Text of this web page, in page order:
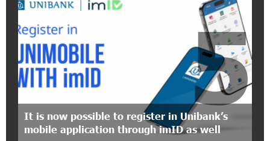
Travel Without Borders: Ucom Introduces New
15:08:55 30-06-2026
Artur Nakhshikyan has joined the Supervisory
Board of Unibank
"Your smartphone is locked": IDBank warns of
cyberextortion that turns your smartphone into
It is now possible to register in Unibank’s
mobile application through imID as well
5